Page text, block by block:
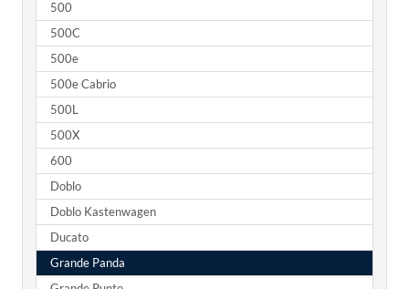
500
500C
500e
500e Cabrio
500L
500X
600
Doblo
Doblo Kastenwagen
Ducato
Grande Panda